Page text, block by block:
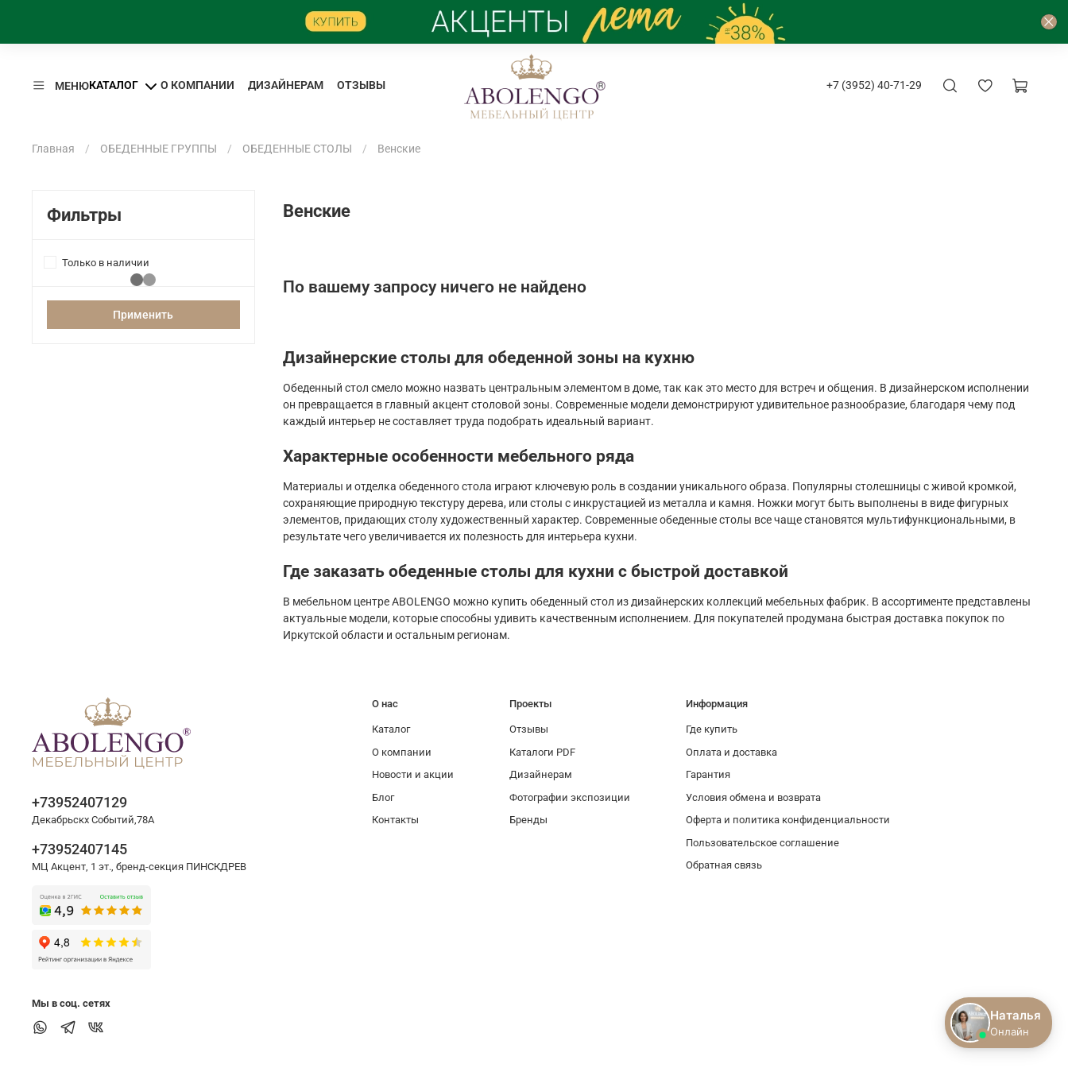
МЕНЮКАТАЛОГ О КОМПАНИИ ДИЗАЙНЕРАМ ОТЗЫВЫ +7 (3952) 40-71-29
Главная ОБЕДЕННЫЕ ГРУППЫ ОБЕДЕННЫЕ СТОЛЫ Венские
Венские
По вашему запросу ничего не найдено
Дизайнерские столы для обеденной зоны на кухню
Обеденный стол смело можно назвать центральным элементом в доме, так как это место для встреч и общения. В дизайнерском исполнении
он превращается в главный акцент столовой зоны. Современные модели демонстрируют удивительное разнообразие, благодаря чему под
каждый интерьер не составляет труда подобрать идеальный вариант.
Характерные особенности мебельного ряда
Материалы и отделка обеденного стола играют ключевую роль в создании уникального образа. Популярны столешницы с живой кромкой,
сохраняющие природную текстуру дерева, или столы с инкрустацией из металла и камня. Ножки могут быть выполнены в виде фигурных
элементов, придающих столу художественный характер. Современные обеденные столы все чаще становятся мультифункциональными, в
результате чего увеличивается их полезность для интерьера кухни.
Где заказать обеденные столы для кухни с быстрой доставкой
В мебельном центре ABOLENGO можно купить обеденный стол из дизайнерских коллекций мебельных фабрик. В ассортименте представлены
актуальные модели, которые способны удивить качественным исполнением. Для покупателей продумана быстрая доставка покупок по
Иркутской области и остальным регионам.
Фильтры
Только в наличии
Применить
О нас
Каталог
О компании
Новости и акции
Блог
Контакты
Проекты
Отзывы
Каталоги PDF
Дизайнерам
Фотографии экспозиции
Бренды
Информация
Где купить
Оплата и доставка
Гарантия
Условия обмена и возврата
Оферта и политика конфиденциальности
Пользовательское соглашение
Обратная связь
+73952407129
Декабрьскх Событий,78А
+73952407145
МЦ Акцент, 1 эт., бренд-секция ПИНСКДРЕВ
Мы в соц. сетях